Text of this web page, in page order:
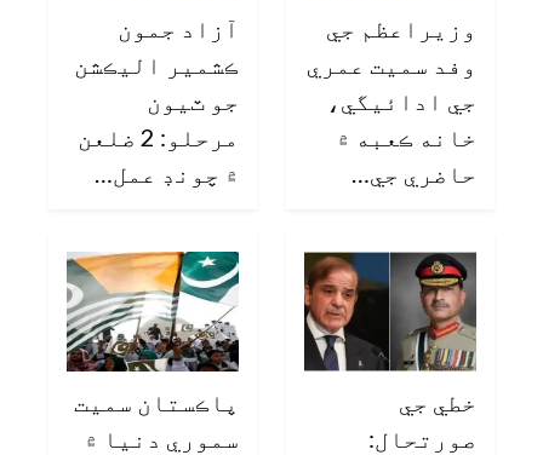
وزيراعظم جي
وفد سميت عمري
جي ادائيگي،
خانه ڪعبه ۾
حاضري جي…
آزاد جمون
ڪشمير اليڪشن
جو ٽيون
مرحلو: 2 ضلعن
۾ چونڊ عمل…
خطي جي
صورتحال:
پاڪستان سميت
سموري دنيا ۾